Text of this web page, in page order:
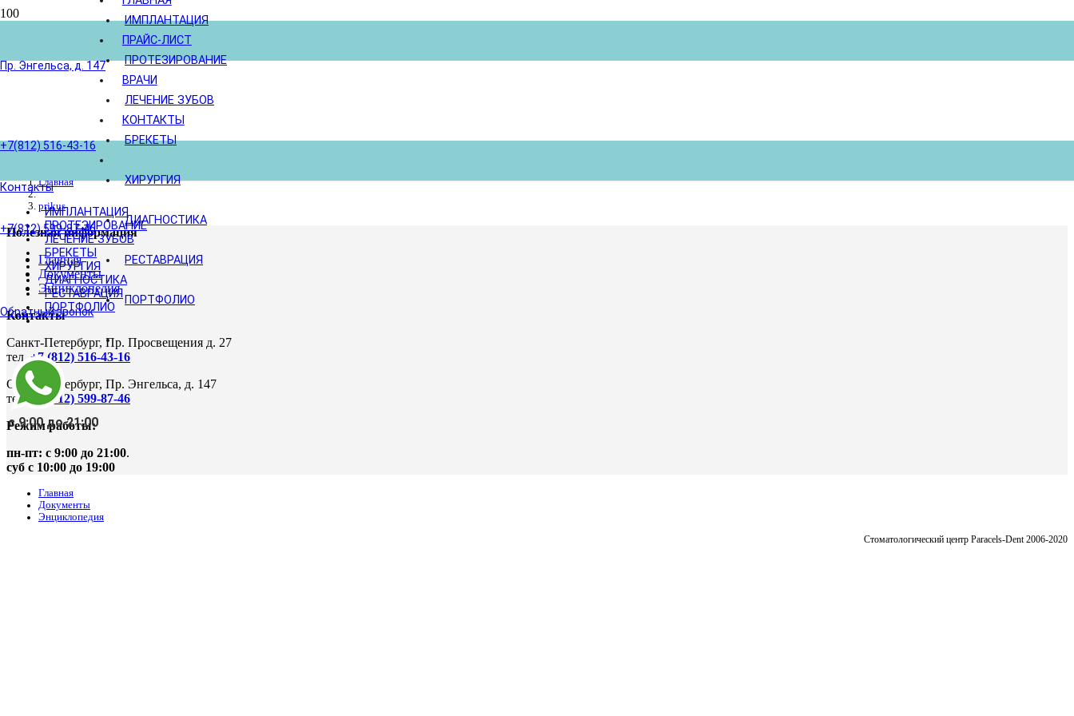
ПРАЙС-ЛИСТ
ВРАЧИ
КОНТАКТЫ
Пр. Энгельса, д. 147
+7(812) 516-43-16
+7(812) 599-87-46
Обратный звонок
с 9:00 до 21:00
ИМПЛАНТАЦИЯ
ПРОТЕЗИРОВАНИЕ
ЛЕЧЕНИЕ ЗУБОВ
БРЕКЕТЫ
ХИРУРГИЯ
ДИАГНОСТИКА
РЕСТАВРАЦИЯ
ПОРТФОЛИО
Контакты
ИМПЛАНТАЦИЯ
ПРОТЕЗИРОВАНИЕ
ЛЕЧЕНИЕ ЗУБОВ
БРЕКЕТЫ
ХИРУРГИЯ
ДИАГНОСТИКА
РЕСТАВРАЦИЯ
ПОРТФОЛИО
Главная
prikus
Полезная информация
Главная
Документы
Энциклопедия
Контакты
Санкт-Петербург, Пр. Просвещения д. 27
тел. +7 (812) 516-43-16
Санкт-Петербург, Пр. Энгельса, д. 147
тел.
+7 (812) 599-87-46
Режим работы:
пн-пт: с 9:00 до 21:00.
суб с 10:00 до 19:00
Главная
Документы
Энциклопедия
Стоматологический центр Paracels-Dent 2006-2020